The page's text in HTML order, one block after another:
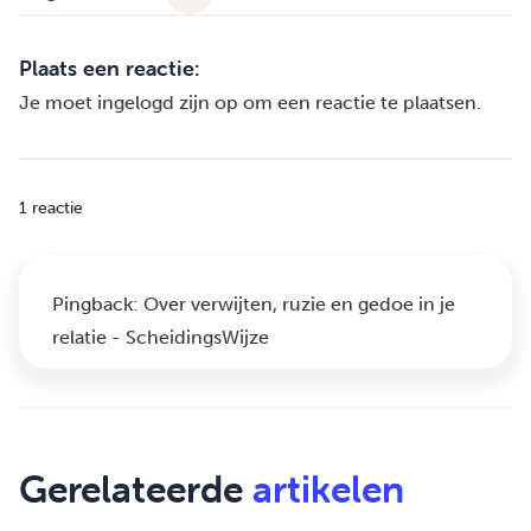
Plaats een reactie:
Je moet ingelogd zijn op om een reactie te plaatsen.
1 reactie
Pingback: Over verwijten, ruzie en gedoe in je
relatie - ScheidingsWijze
Gerelateerde artikelen